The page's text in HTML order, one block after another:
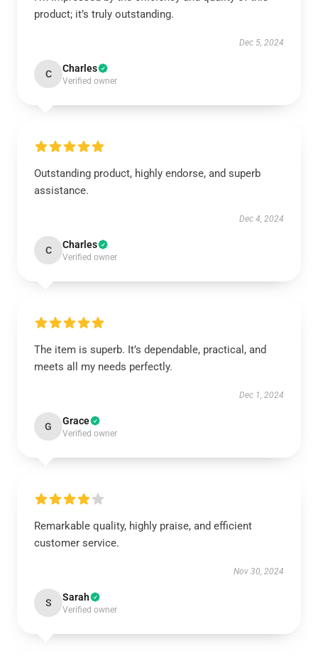
product; it’s truly outstanding.
Dec 5, 2024
C Charles
Verified owner
Outstanding product, highly endorse, and superb
assistance.
Dec 4, 2024
C Charles
Verified owner
The item is superb. It’s dependable, practical, and
meets all my needs perfectly.
Dec 1, 2024
G Grace
Verified owner
Remarkable quality, highly praise, and efficient
customer service.
Nov 30, 2024
S Sarah
Verified owner